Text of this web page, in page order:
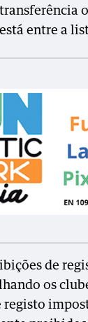
entre a
de
os